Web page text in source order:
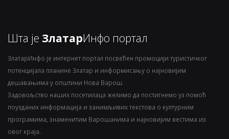
Шта је ЗлатарИнфо портал
ЗлатарИнфо је интернет портал посвећен промоцији туристичког
потенцијала планине Златар и информисању о најновијим
дешавањима у општини Нова Варош.
Задовољство наших посетилаца желимо да постигнемо уз помоћ
поузданих информација и занимљивих текстова о културним
програмима, знаменитим Варошанима и најновијим вестима из
овог краја.